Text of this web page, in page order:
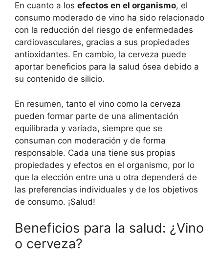
En cuanto a los efectos en el organismo, el
consumo moderado de vino ha sido relacionado
con la reducción del riesgo de enfermedades
cardiovasculares, gracias a sus propiedades
antioxidantes. En cambio, la cerveza puede
aportar beneficios para la salud ósea debido a
su contenido de silicio.
En resumen, tanto el vino como la cerveza
pueden formar parte de una alimentación
equilibrada y variada, siempre que se
consuman con moderación y de forma
responsable. Cada una tiene sus propias
propiedades y efectos en el organismo, por lo
que la elección entre una u otra dependerá de
las preferencias individuales y de los objetivos
de consumo. ¡Salud!
Beneficios para la salud: ¿Vino
o cerveza?